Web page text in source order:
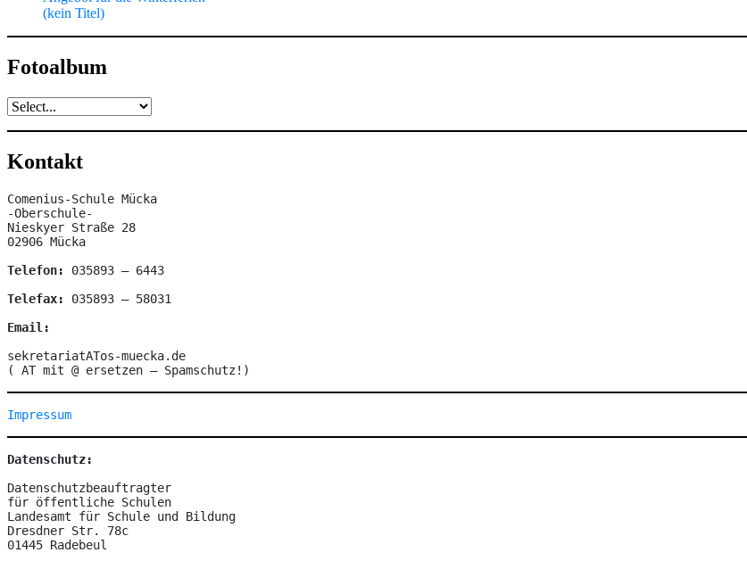
(kein Titel)
Fotoalbum
Kontakt
Comenius-Schule Mücka
-Oberschule-
Nieskyer Straße 28
02906 Mücka
Telefon:
035893 – 6443
Telefax: 035893 – 58031
Email:
sekretariatATos-muecka.de
( AT mit @ ersetzen – Spamschutz!)
Impressum
Datenschutz:
Datenschutzbeauftragter
für öffentliche Schulen
Landesamt für Schule und Bildung
Dresdner Str. 78c
01445 Radebeul